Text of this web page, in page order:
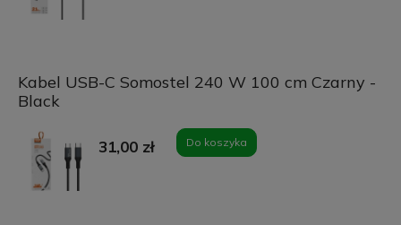
Kabel USB-C Somostel 240 W 100 cm Czarny -
Black
31,00 zł Do koszyka